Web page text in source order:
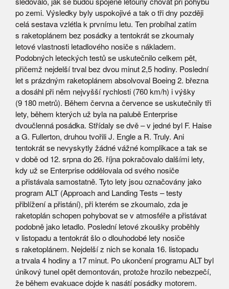
po zemi. Výsledky byly uspokojivé a tak o tři dny později
celá sestava vzlétla k prvnímu letu. Ten probíhal zatím
s raketoplánem bez posádky a tentokrát se zkoumaly
letové vlastnosti letadlového nosiče s nákladem.
Podobných leteckých testů se uskutečnilo celkem pět,
přičemž nejdelší trval bez dvou minut 2,5 hodiny. Poslední
let s prázdným raketoplánem absolvoval Boeing 2. března
a dosáhl při něm nejvyšší rychlosti (760 km/h) i výšky
(9 180 metrů). Během června a července se uskutečnily tři
lety, během kterých už byla na palubě Enterprise
dvoučlenná posádka. Střídaly se dvě – v jedné byl F. Haise
a G. Fullerton, druhou tvořili J. Engle a R. Truly. Ani
tentokrát se nevyskytly žádné vážné komplikace a tak se
v době od 12. srpna do 26. října pokračovalo dalšími lety,
kdy už se Enterprise oddělovala od svého nosiče
a přistávala samostatně. Tyto lety jsou označovány jako
program ALT (Approach and Landing Tests – testy
přiblížení a přistání), při kterém se zkoumalo, zda je
raketoplán schopen pohybovat se v atmosféře a přistávat
podobně jako letadlo. Poslední letové zkoušky proběhly
v listopadu a tentokrát šlo o dlouhodobé lety nosiče
s raketoplánem. Nejdelší z nich se konala 16. listopadu
a trvala 4 hodiny a 17 minut. Po ukončení programu ALT byl
únikový tunel opět demontován, protože hrozilo nebezpečí,
že během evakuace dojde k nasátí posádky motorem.